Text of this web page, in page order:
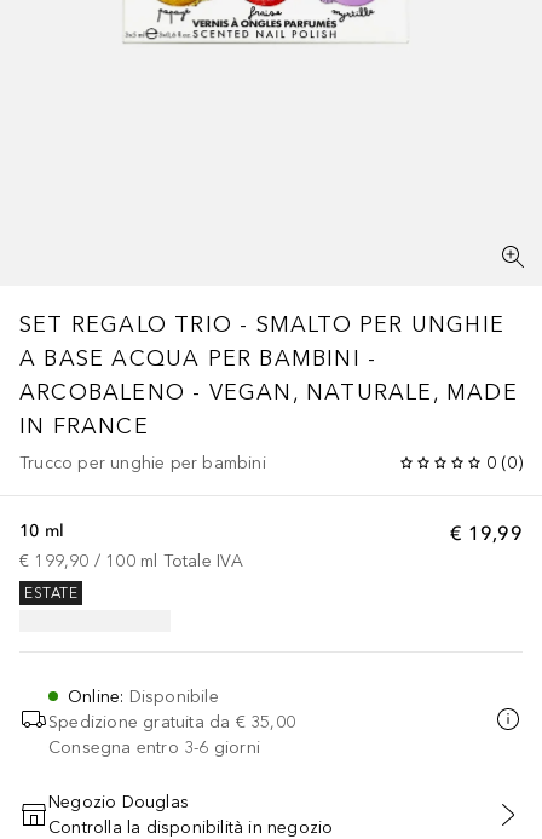
SET REGALO TRIO - SMALTO PER UNGHIE
A BASE ACQUA PER BAMBINI -
ARCOBALENO - VEGAN, NATURALE, MADE
IN FRANCE
Trucco per unghie per bambini 0 (0)
€ 19,99
10 ml
€ 199,90 / 100 ml Totale IVA
ESTATE
Online: Disponibile
Spedizione gratuita da € 35,00
Consegna entro 3-6 giorni
AGGIUNGI AL CARRELLO
Negozio Douglas
Controlla la disponibilità in negozio